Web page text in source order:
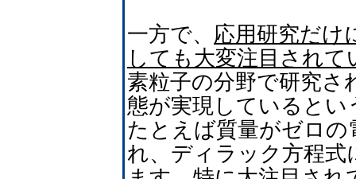
一方で、 応用研究だけ
しても大変注目されて
素粒子の分野で研究さ
態が実現していると
たとえば質量がゼロ
れ、ディラック方程